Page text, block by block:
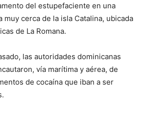
del estupefaciente en una
muy cerca de la isla Catalina, ubicada
de La Romana.
las autoridades dominicanas
vía marítima y aérea, de
de cocaína que iban a ser